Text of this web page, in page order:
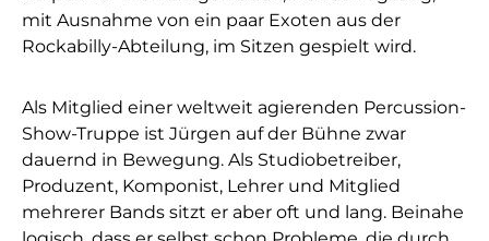
mit Ausnahme von ein paar Exoten aus der
Rockabilly-Abteilung, im Sitzen gespielt wird.
Als Mitglied einer weltweit agierenden Percussion-
Show-Truppe ist Jürgen auf der Bühne zwar
dauernd in Bewegung. Als Studiobetreiber,
Produzent, Komponist, Lehrer und Mitglied
mehrerer Bands sitzt er aber oft und lang. Beinahe